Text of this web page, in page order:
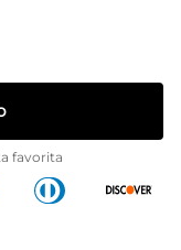
favorita